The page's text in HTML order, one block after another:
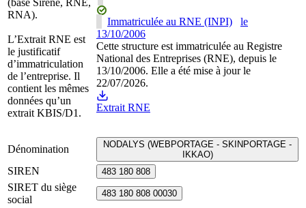
(base Sirene, RNE,
RNA).
L’Extrait RNE est
le justificatif
d’immatriculation
de l’entreprise. Il
contient les mêmes
données qu’un
extrait KBIS/D1.
Immatriculée au RNE (INPI)
le
13/10/2006
Cette structure est immatriculée au Registre
National des Entreprises (RNE), depuis le
13/10/2006. Elle a été mise à jour le
22/07/2026.
Extrait RNE
Dénomination
NODALYS (WEBPORTAGE - SKINPORTAGE -
IKKAO)
SIREN 483 180 808
SIRET du siège
social
483 180 808 00030